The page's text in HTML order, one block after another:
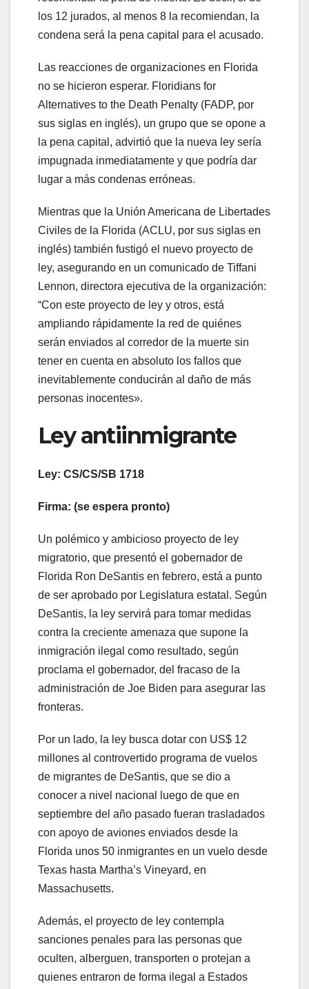
los 12 jurados, al menos 8 la recomiendan, la
condena será la pena capital para el acusado.
Las reacciones de organizaciones en Florida
no se hicieron esperar. Floridians for
Alternatives to the Death Penalty (FADP, por
sus siglas en inglés), un grupo que se opone a
la pena capital, advirtió que la nueva ley sería
impugnada inmediatamente y que podría dar
lugar a más condenas erróneas.
Mientras que la Unión Americana de Libertades
Civiles de la Florida (ACLU, por sus siglas en
inglés) también fustigó el nuevo proyecto de
ley, asegurando en un comunicado de Tiffani
Lennon, directora ejecutiva de la organización:
“Con este proyecto de ley y otros, está
ampliando rápidamente la red de quiénes
serán enviados al corredor de la muerte sin
tener en cuenta en absoluto los fallos que
inevitablemente conducirán al daño de más
personas inocentes».
Ley antiinmigrante
Ley: CS/CS/SB 1718
Firma: (se espera pronto)
Un polémico y ambicioso proyecto de ley
migratorio, que presentó el gobernador de
Florida Ron DeSantis en febrero, está a punto
de ser aprobado por Legislatura estatal. Según
DeSantis, la ley servirá para tomar medidas
contra la creciente amenaza que supone la
inmigración ilegal como resultado, según
proclama el gobernador, del fracaso de la
administración de Joe Biden para asegurar las
fronteras.
Por un lado, la ley busca dotar con US$ 12
millones al controvertido programa de vuelos
de migrantes de DeSantis, que se dio a
conocer a nivel nacional luego de que en
septiembre del año pasado fueran trasladados
con apoyo de aviones enviados desde la
Florida unos 50 inmigrantes en un vuelo desde
Texas hasta Martha’s Vineyard, en
Massachusetts.
Además, el proyecto de ley contempla
sanciones penales para las personas que
oculten, alberguen, transporten o protejan a
quienes entraron de forma ilegal a Estados